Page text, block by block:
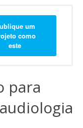
um
como
este
para